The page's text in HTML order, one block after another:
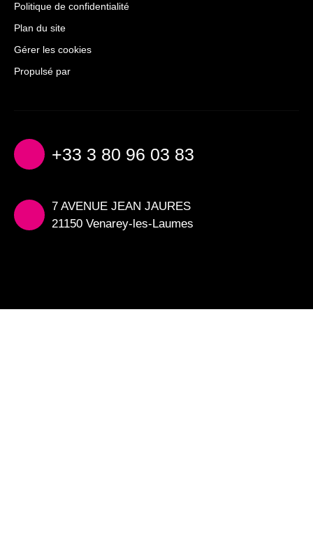
Politique de confidentialité
Plan du site
Gérer les cookies
Propulsé par
+33 3 80 96 03 83
7 AVENUE JEAN JAURES
21150 Venarey-les-Laumes